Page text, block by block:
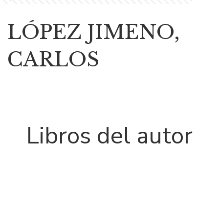
LÓPEZ JIMENO,
CARLOS
Libros del autor